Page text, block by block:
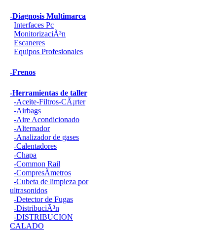
-Diagnosis Multimarca
Interfaces Pc
MonitorizaciÃ³n
Escaneres
Equipos Profesionales
-Frenos
-Herramientas de taller
-Aceite-Filtros-CÃ¡rter
-Airbags
-Aire Acondicionado
-Alternador
-Analizador de gases
-Calentadores
-Chapa
-Common Rail
-CompresÃ­metros
-Cubeta de limpieza por
ultrasonidos
-Detector de Fugas
-DistribuciÃ³n
-DISTRIBUCION
CALADO